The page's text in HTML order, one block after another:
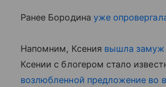
Ранее Бородина уже
Напомним, Ксения вышла замуж
Ксении с блогером стало
возлюбленной предложение во